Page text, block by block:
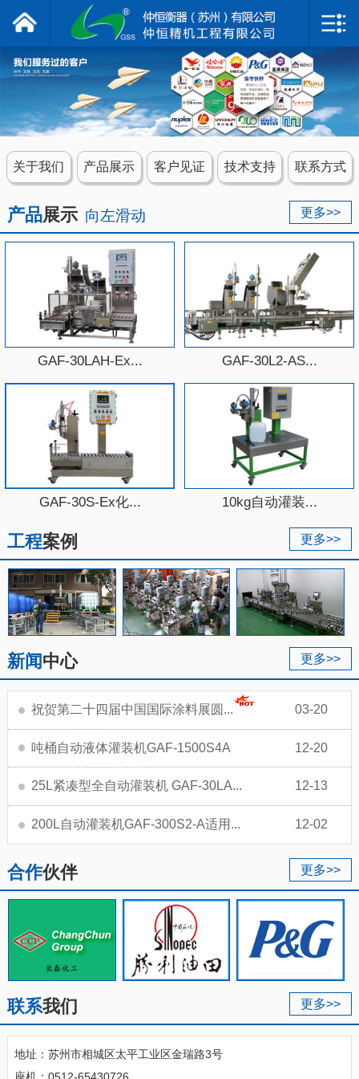
仲恒衡器
网站首页
关于我们
客户见证
关于我们 产品展示 客户见证 技术支持 联系方式
更多>>
产品展示 向左滑动
GAF-30LAH-Ex... GAF-30L2-AS...
GAF-30S-Ex化... 10kg自动灌装...
更多>>
工程案例
更多>>
新闻中心
03-20
祝贺第二十四届中国国际涂料展圆...
12-20
吨桶自动液体灌装机GAF-1500S4A
12-13
25L紧凑型全自动灌装机 GAF-30LA...
12-02
200L自动灌装机GAF-300S2-A适用...
更多>>
合作伙伴
更多>>
联系我们
地址：苏州市相城区太平工业区金瑞路3号